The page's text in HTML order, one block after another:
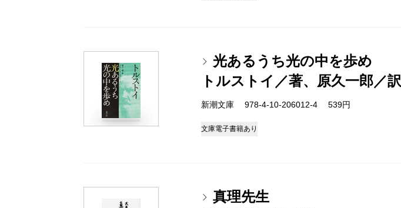
光あるうち光の中を歩め
トルストイ／著、原久一郎／訳
新潮文庫 978-4-10-206012-4 539円
文庫電子書籍あり
真理先生